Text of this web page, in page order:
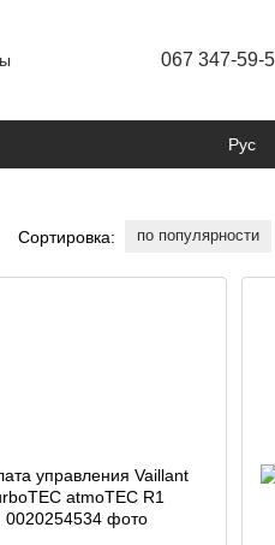
067 347-59-
Рус
Сортировка: по популярности